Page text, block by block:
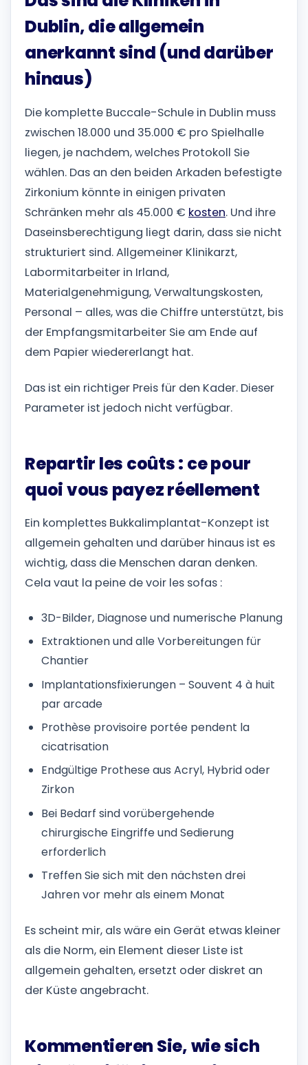
Dublin, die allgemein
anerkannt sind (und darüber
hinaus)
Die komplette Buccale-Schule in Dublin muss
zwischen 18.000 und 35.000 € pro Spielhalle
liegen, je nachdem, welches Protokoll Sie
wählen. Das an den beiden Arkaden befestigte
Zirkonium könnte in einigen privaten
Schränken mehr als 45.000 € kosten. Und ihre
Daseinsberechtigung liegt darin, dass sie nicht
strukturiert sind. Allgemeiner Klinikarzt,
Labormitarbeiter in Irland,
Materialgenehmigung, Verwaltungskosten,
Personal – alles, was die Chiffre unterstützt, bis
der Empfangsmitarbeiter Sie am Ende auf
dem Papier wiedererlangt hat.
Das ist ein richtiger Preis für den Kader. Dieser
Parameter ist jedoch nicht verfügbar.
Repartir les coûts : ce pour
quoi vous payez réellement
Ein komplettes Bukkalimplantat-Konzept ist
allgemein gehalten und darüber hinaus ist es
wichtig, dass die Menschen daran denken.
Cela vaut la peine de voir les sofas :
3D-Bilder, Diagnose und numerische Planung
Extraktionen und alle Vorbereitungen für
Chantier
Implantationsfixierungen – Souvent 4 à huit
par arcade
Prothèse provisoire portée pendent la
cicatrisation
Endgültige Prothese aus Acryl, Hybrid oder
Zirkon
Bei Bedarf sind vorübergehende
chirurgische Eingriffe und Sedierung
erforderlich
Treffen Sie sich mit den nächsten drei
Jahren vor mehr als einem Monat
Es scheint mir, als wäre ein Gerät etwas kleiner
als die Norm, ein Element dieser Liste ist
allgemein gehalten, ersetzt oder diskret an
der Küste angebracht.
Kommentieren Sie, wie sich